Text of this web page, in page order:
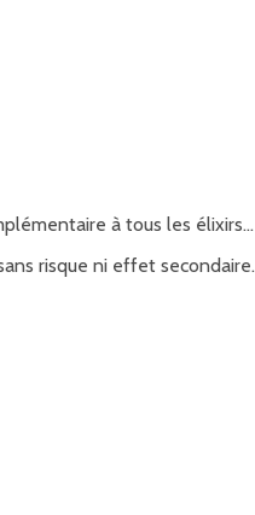
à tous les élixirs...
risque ni effet secondaire.